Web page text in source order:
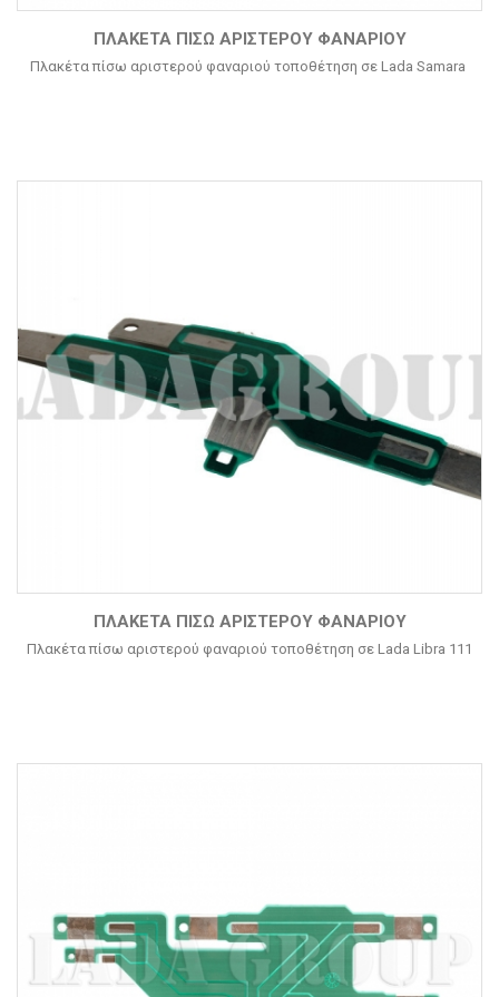
ΠΛΑΚΈΤΑ ΠΊΣΩ ΑΡΙΣΤΕΡΟΎ ΦΑΝΑΡΙΟΎ
Πλακέτα πίσω αριστερού φαναριού τοποθέτηση σε Lada Samara
ΠΛΑΚΈΤΑ ΠΊΣΩ ΑΡΙΣΤΕΡΟΎ ΦΑΝΑΡΙΟΎ
Πλακέτα πίσω αριστερού φαναριού τοποθέτηση σε Lada Libra 111